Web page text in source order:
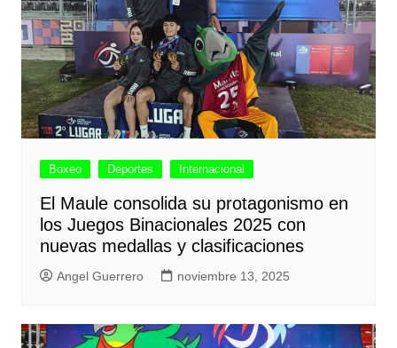
Boxeo Deportes Internacional
El Maule consolida su protagonismo en
los Juegos Binacionales 2025 con
nuevas medallas y clasificaciones
Angel Guerrero noviembre 13, 2025